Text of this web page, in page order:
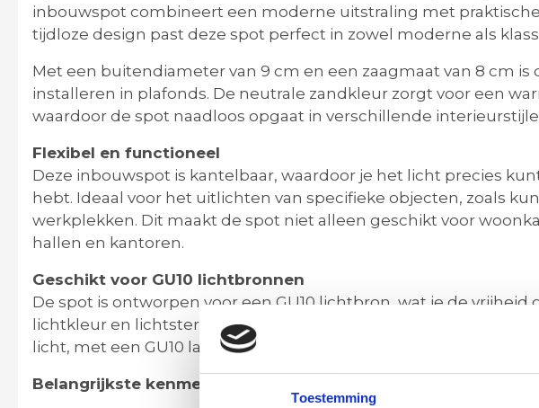
Toestemming
inbouwspot combineert een moderne uitstraling met
tijdloze design past deze spot perfect in zowel moderne als
Met een buitendiameter van 9 cm en een zaagmaat van 8 cm
installeren in plafonds. De neutrale zandkleur zorgt voor een
waardoor de spot naadloos opgaat in verschillende
Flexibel en functioneel
Deze inbouwspot is kantelbaar, waardoor je het licht precies
hebt. Ideaal voor het uitlichten van specifieke objecten, zoals
werkplekken. Dit maakt de spot niet alleen geschikt voor
hallen en kantoren.
Geschikt voor GU10 lichtbronnen
De spot is ontworpen voor een GU10 lichtbron, wat je de
lichtkleur en lichtsterkte te kiezen. Of je nu gaat voor warm wit
licht, met een GU10 lamp bepaal je eenvoudig de juiste ambiance.
Belangrijkste kenmerken: